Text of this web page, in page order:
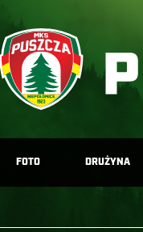
FOTO DRUŻYNA